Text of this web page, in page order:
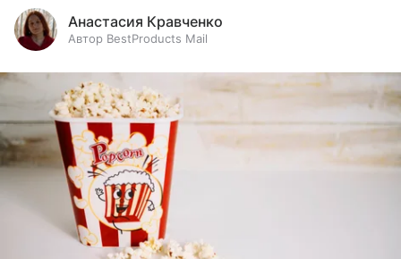
Анастасия Кравченко
Автор BestProducts Mail